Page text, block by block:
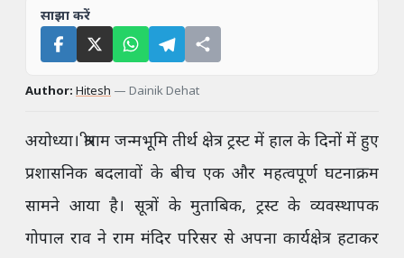
साझा करें
Author: Hitesh — Dainik Dehat
अयोध्या। श्रीराम जन्मभूमि तीर्थ क्षेत्र ट्रस्ट में हाल के दिनों में हुए
प्रशासनिक बदलावों के बीच एक और महत्वपूर्ण घटनाक्रम
सामने आया है। सूत्रों के मुताबिक, ट्रस्ट के व्यवस्थापक
गोपाल राव ने राम मंदिर परिसर से अपना कार्यक्षेत्र हटाकर